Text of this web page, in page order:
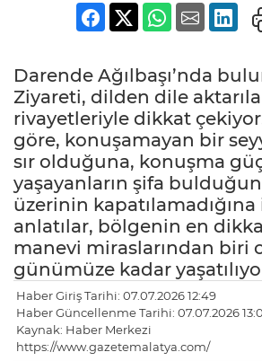
Darende Ağılbaşı’nda
Ziyareti, dilden dile
rivayetleriyle dikkat
göre, konuşamayan bir
sır olduğuna, konuşma
yaşayanların şifa
üzerinin
anlatılar, bölgenin en
manevi miraslarından biri
günümüze kadar
Haber Giriş Tarihi: 07.07.2026 12:49
Haber Güncellenme Tarihi: 07.07.2026
Kaynak: Haber Merkezi
https://www.gazetemalatya.com/